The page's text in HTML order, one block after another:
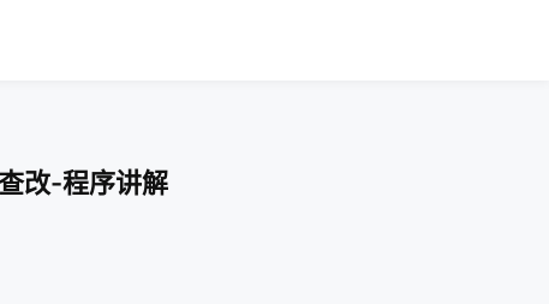
改-程序讲解